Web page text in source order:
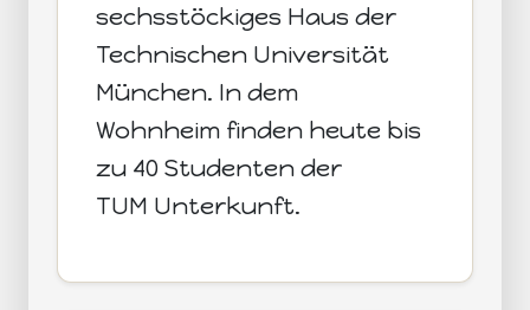
sechsstöckiges Haus der
Technischen Universität
München. In dem
Wohnheim finden heute bis
zu 40 Studenten der
TUM Unterkunft.